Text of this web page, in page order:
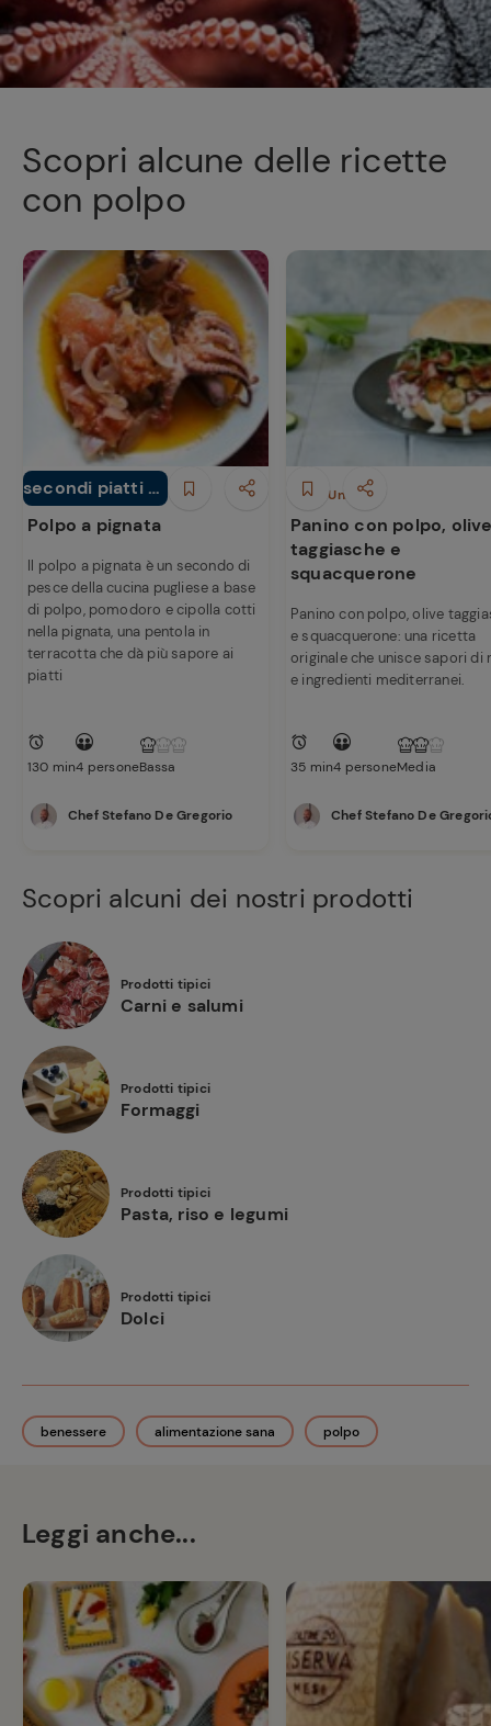
Scopri alcune delle ricette
con polpo
secondi piatti di
pesce
Secondi piatti
Polpo a pignata
Il polpo a pignata è un secondo di
pesce della cucina pugliese a base
di polpo, pomodoro e cipolla cotti
nella pignata, una pentola in
terracotta che dà più sapore ai
piatti
130 min4 personeBassa
Chef Stefano De Gregorio
Piatti Unici
Panino con polpo,
taggiasche e
squacquerone
Panino con polpo, olive
e squacquerone: una ricetta
originale che unisce sapori di
e ingredienti mediterranei.
35 min4 personeMedia
Chef Stefano De
Scopri alcuni dei nostri prodotti
Prodotti tipici
Carni e salumi
Prodotti tipici
Formaggi
Prodotti tipici
Pasta, riso e legumi
Prodotti tipici
Dolci
benessere alimentazione sana polpo
Leggi anche...